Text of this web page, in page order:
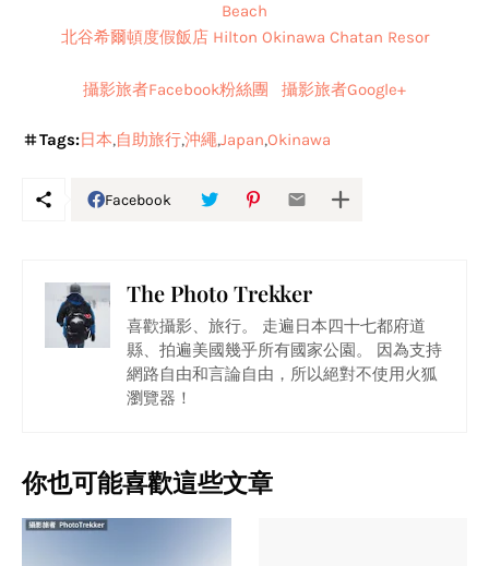
Beach
北谷希爾頓度假飯店 Hilton Okinawa Chatan Resor
攝影旅者Facebook粉絲團 攝影旅者Google+
Tags:日本 自助旅行沖繩Japan Okinawa
Facebook
The Photo Trekker
喜歡攝影、旅行。 走遍日本四十七都府道
縣、拍遍美國幾乎所有國家公園。 因為支持
網路自由和言論自由，所以絕對不使用火狐
瀏覽器！
你也可能喜歡這些文章